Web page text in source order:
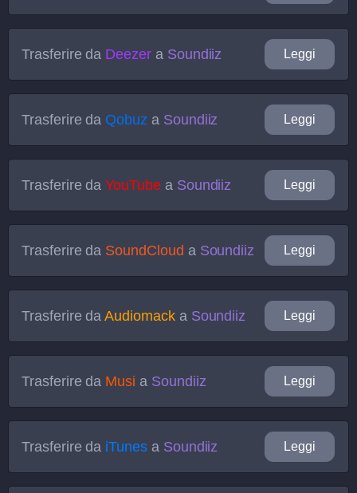
Trasferire da Deezera Soundiiz Leggi
Trasferire da Qobuz a Soundiiz Leggi
Trasferire daYouTubea Soundiiz Leggi
Trasferire da SoundCloud a Soundiiz Leggi
Trasferire daAudiomacka Soundiiz Leggi
Trasferire da Musi a Soundiiz Leggi
Trasferire da iTunesa Soundiiz Leggi